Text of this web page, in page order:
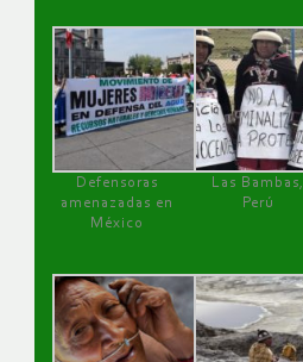
Defensoras
amenazadas en
México
Las Bambas,
Perú